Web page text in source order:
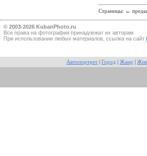
Страницы: ←
© 2003-2026 KubanPhoto.ru
Все прaва на фотографии принадлежат их авторам.
При использовании любых материалов, ссылка на сайт
Автопортрет Город Жанр